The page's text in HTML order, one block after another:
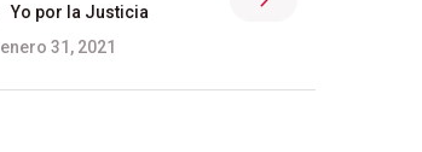
Yo por la Justicia
enero 31, 2021